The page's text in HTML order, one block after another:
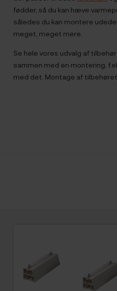
fødder, så du kan hæve
således du kan montere
meget, meget mere.
Se hele vores udvalg af
sammen med en montering,
med det. Montage af